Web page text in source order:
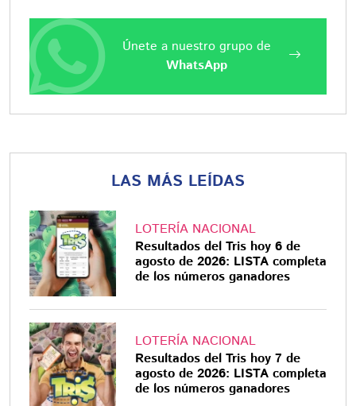
Únete a nuestro grupo de
WhatsApp
LAS MÁS LEÍDAS
LOTERÍA NACIONAL
Resultados del Tris hoy 6 de
agosto de 2026: LISTA completa
de los números ganadores
LOTERÍA NACIONAL
Resultados del Tris hoy 7 de
agosto de 2026: LISTA completa
de los números ganadores